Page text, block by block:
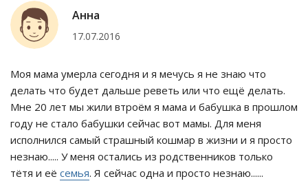
Анна
17.07.2016
Моя мама умерла сегодня и я мечусь я не знаю что
делать что будет дальше реветь или что ещё делать.
Мне 20 лет мы жили втроём я мама и бабушка в прошлом
году не стало бабушки сейчас вот мамы. Для меня
исполнился самый страшный кошмар в жизни и я просто
незнаю..... У меня остались из родственников только
тётя и её семья. Я сейчас одна и просто незнаю......